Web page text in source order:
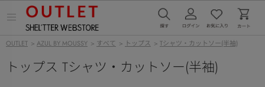
ー
開
く
OUTLET > AZUL BY MOUSSY > すべて > トップス > Tシャツ・カットソー(半袖)
トップス Tシャツ・カットソー(半袖)